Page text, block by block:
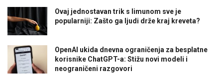
Ovaj jednostavan trik s limunom sve je
popularniji: Zašto ga ljudi drže kraj kreveta?
OpenAI ukida dnevna ograničenja za besplatne
korisnike ChatGPT-a: Stižu novi modeli i
neograničeni razgovori